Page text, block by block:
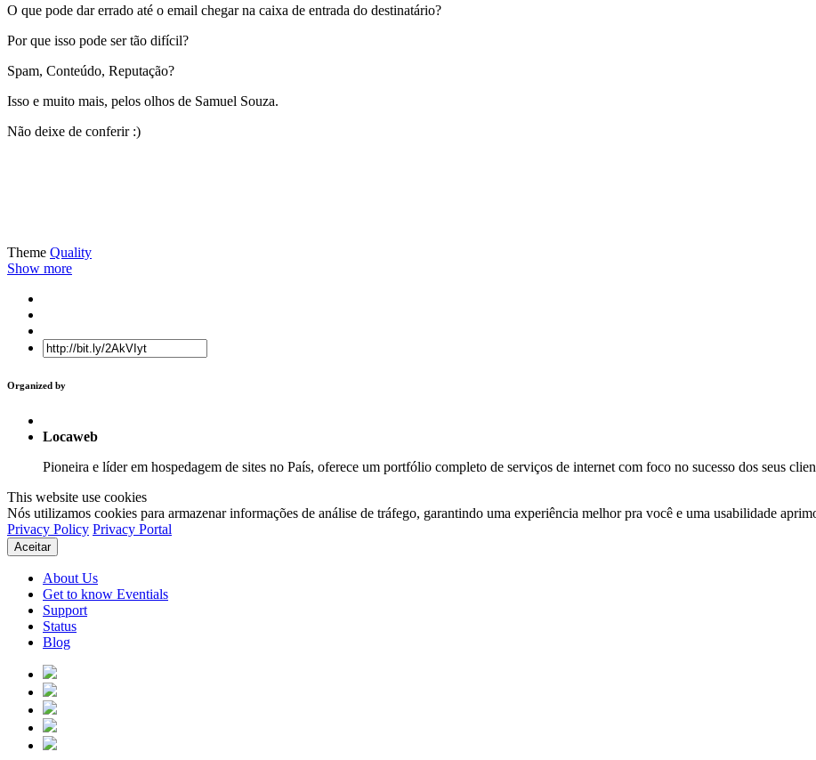
O que pode dar errado até o email chegar na caixa de entrada do destinatário?
Por que isso pode ser tão difícil?
Spam, Conteúdo, Reputação?
Isso e muito mais, pelos olhos de Samuel Souza.
Não deixe de conferir :)
Theme Quality
Show more
Organized by
Locaweb
Pioneira e líder em hospedagem de sites no País, oferece um portfólio completo de serviços de internet com foco no sucesso dos seus
This website use cookies
Nós utilizamos cookies para armazenar informações de análise de tráfego, garantindo uma experiência melhor pra você e uma usabilidade
Privacy Policy Privacy Portal
Aceitar
About Us
Get to know Eventials
Support
Status
Blog